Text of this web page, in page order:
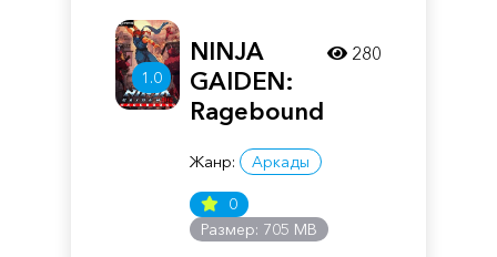
1.0
NINJA
GAIDEN:
Ragebound
Жанр: Аркады
0
Размер: 705 MB
280